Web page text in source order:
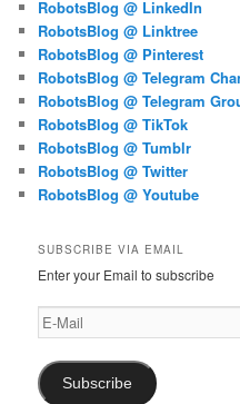
RobotsBlog @ LinkedIn
RobotsBlog @ Linktree
RobotsBlog @ Pinterest
RobotsBlog @ Telegram
RobotsBlog @ Telegram
RobotsBlog @ TikTok
RobotsBlog @ Tumblr
RobotsBlog @ Twitter
RobotsBlog @ Youtube
SUBSCRIBE VIA EMAIL
Enter your Email to subscribe
E-
Mail
Subscribe